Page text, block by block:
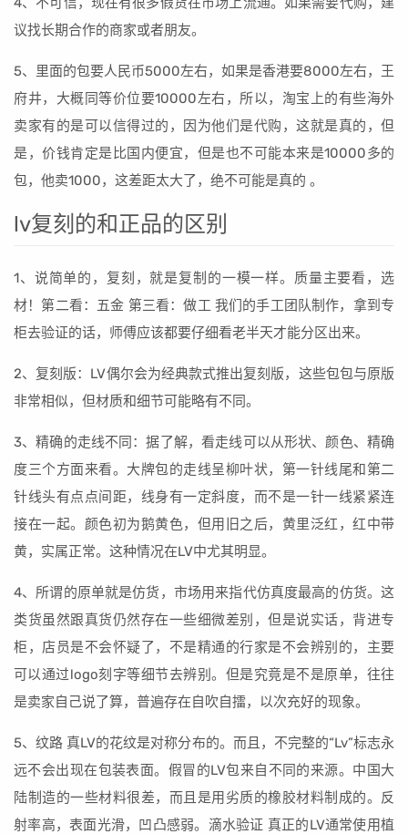
议找长期合作的商家或者朋友。
5、里面的包要人民币5000左右，如果是香港要8000左右，王
府井，大概同等价位要10000左右，所以，淘宝上的有些海外
卖家有的是可以信得过的，因为他们是代购，这就是真的，但
是，价钱肯定是比国内便宜，但是也不可能本来是10000多的
包，他卖1000，这差距太大了，绝不可能是真的 。
lv复刻的和正品的区别
1、说简单的，复刻，就是复制的一模一样。质量主要看，选
材！第二看：五金 第三看：做工 我们的手工团队制作，拿到专
柜去验证的话，师傅应该都要仔细看老半天才能分区出来。
2、复刻版：LV偶尔会为经典款式推出复刻版，这些包包与原版
非常相似，但材质和细节可能略有不同。
3、精确的走线不同：据了解，看走线可以从形状、颜色、精确
度三个方面来看。大牌包的走线呈柳叶状，第一针线尾和第二
针线头有点点间距，线身有一定斜度，而不是一针一线紧紧连
接在一起。颜色初为鹅黄色，但用旧之后，黄里泛红，红中带
黄，实属正常。这种情况在LV中尤其明显。
4、所谓的原单就是仿货，市场用来指代仿真度最高的仿货。这
类货虽然跟真货仍然存在一些细微差别，但是说实话，背进专
柜，店员是不会怀疑了，不是精通的行家是不会辨别的，主要
可以通过logo刻字等细节去辨别。但是究竟是不是原单，往往
是卖家自己说了算，普遍存在自吹自擂，以次充好的现象。
5、纹路 真LV的花纹是对称分布的。而且，不完整的“Lv”标志永
远不会出现在包装表面。假冒的LV包来自不同的来源。中国大
陆制造的一些材料很差，而且是用劣质的橡胶材料制成的。反
射率高，表面光滑，凹凸感弱。滴水验证 真正的LV通常使用植